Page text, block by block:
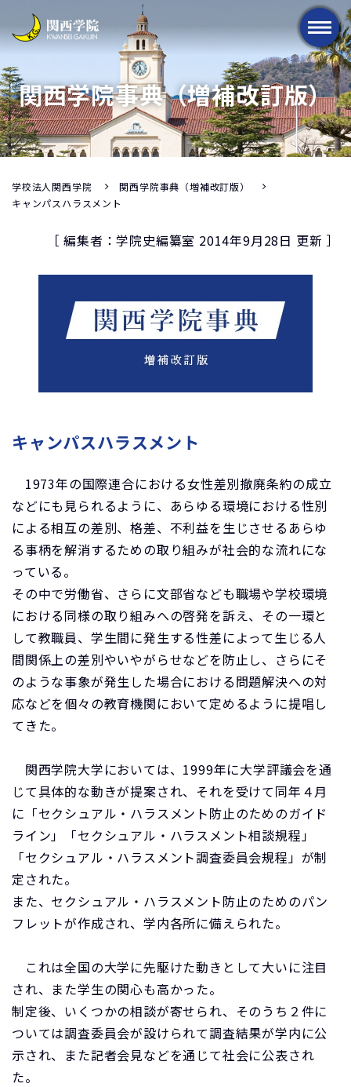
メニュー
関西学院事典（増補改訂版）
学校法人関西学院
関西学院事典（増補改訂版）
キャンパスハラスメント
［ 編集者：学院史編纂室 2014年9月28日 更新 ］
キャンパスハラスメント
1973年の国際連合における女性差別撤廃条約の成立
などにも見られるように、あらゆる環境における性別
による相互の差別、格差、不利益を生じさせるあらゆ
る事柄を解消するための取り組みが社会的な流れにな
っている。
その中で労働省、さらに文部省なども職場や学校環境
における同様の取り組みへの啓発を訴え、その一環と
して教職員、学生間に発生する性差によって生じる人
間関係上の差別やいやがらせなどを防止し、さらにそ
のような事象が発生した場合における問題解決への対
応などを個々の教育機関において定めるように提唱し
てきた。
関西学院大学においては、1999年に大学評議会を通
じて具体的な動きが提案され、それを受けて同年４月
に「セクシュアル・ハラスメント防止のためのガイド
ライン」「セクシュアル・ハラスメント相談規程」
「セクシュアル・ハラスメント調査委員会規程」が制
定された。
また、セクシュアル・ハラスメント防止のためのパン
フレットが作成され、学内各所に備えられた。
これは全国の大学に先駆けた動きとして大いに注目
され、また学生の関心も高かった。
制定後、いくつかの相談が寄せられ、そのうち２件に
ついては調査委員会が設けられて調査結果が学内に公
示され、また記者会見などを通じて社会に公表され
た。